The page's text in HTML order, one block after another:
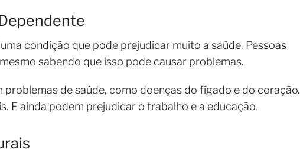
condição que pode prejudicar muito a saúde. Pessoas
sabendo que isso pode causar problemas.
de saúde, como doenças do fígado e do coração.
E ainda podem prejudicar o trabalho e a educação.